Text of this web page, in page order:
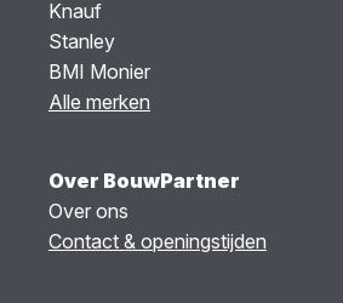
Knauf
Stanley
BMI Monier
Alle merken
Over BouwPartner
Over ons
Contact & openingstijden